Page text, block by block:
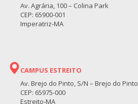
Av. Agrária, 100 – Colina Park
CEP: 65900-001
Imperatriz-MA
CAMPUS ESTREITO
Av. Brejo do Pinto, S/N – Brejo do Pinto
CEP: 65975-000
Estreito-MA